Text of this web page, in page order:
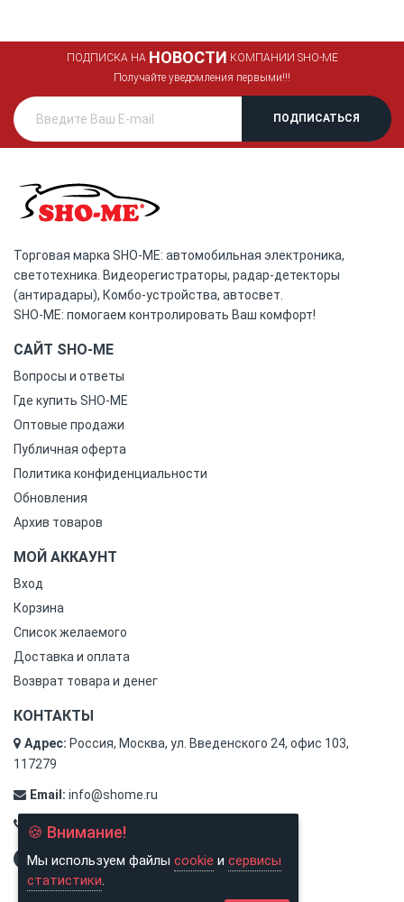
🍪 Внимание!
Мы используем файлы cookie и сервисы
статистики.
ПОДПИСКА НА НОВОСТИ КОМПАНИИ SHO-ME
Получайте уведомления первыми!!!
Торговая марка SHO-ME: автомобильная электроника,
светотехника. Видеорегистраторы, радар-детекторы
(антирадары), Комбо-устройства, автосвет.
SHO-ME: помогаем контролировать Ваш комфорт!
САЙТ SHO-ME
Вопросы и ответы
Где купить SHO-ME
Оптовые продажи
Публичная оферта
Политика конфиденциальности
Обновления
Архив товаров
МОЙ АККАУНТ
Вход
Корзина
Список желаемого
Доставка и оплата
Возврат товара и денег
КОНТАКТЫ
Адрес: Россия, Москва, ул. Введенского 24, офис 103,
117279
Email: info@shome.ru
Тел.: 8 (800) 500-31-78